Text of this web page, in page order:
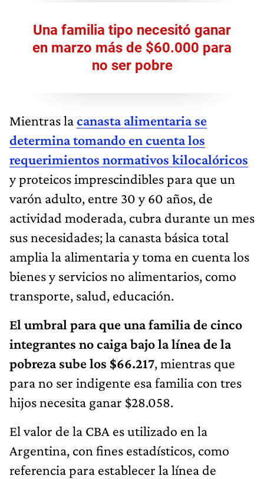
Una familia tipo necesitó ganar
en marzo más de $60.000 para
no ser pobre
Mientras lacanasta alimentaria se
determina tomando en cuenta los
requerimientos normativos kilocalóricos
y proteicos imprescindibles para que un
varón adulto, entre 30 y 60 años, de
actividad moderada, cubra durante un mes
sus necesidades; la canasta básica total
amplia la alimentaria y toma en cuenta los
bienes y servicios no alimentarios, como
transporte, salud, educación.
El umbral para que una familia de cinco
integrantes no caiga bajo la línea de la
pobreza sube los $66.217, mientras que
para no ser indigente esa familia con tres
hijos necesita ganar $28.058.
El valor de la CBA es utilizado en la
Argentina, con fines estadísticos, como
referencia para establecer la línea de